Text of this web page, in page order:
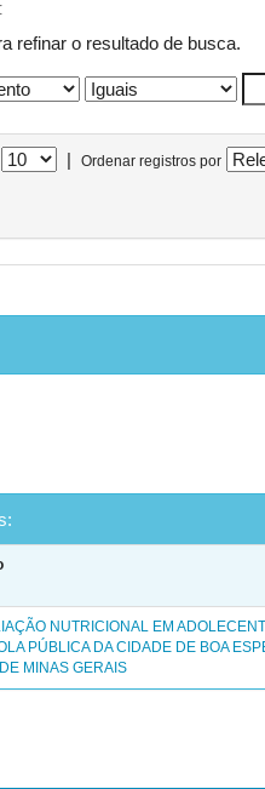
refinar o resultado de busca.
| Ordenar registros por
NUTRICIONAL EM
PÚBLICA DA CIDADE DE BOA
MINAS GERAIS